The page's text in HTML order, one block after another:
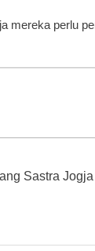
mereka perlu
Sastra